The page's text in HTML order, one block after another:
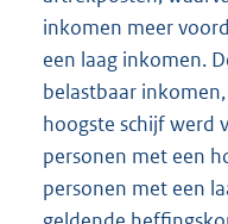
inkomen meer
een laag inkomen.
belastbaar
hoogste schijf werd
personen met een
personen met een